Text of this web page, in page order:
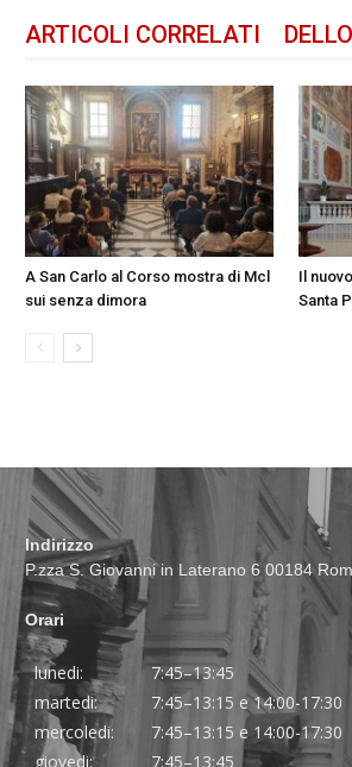
ARTICOLI CORRELATI
A San Carlo al Corso mostra di Mcl
sui senza dimora
Il
Santa
Indirizzo
P.zza S. Giovanni in Laterano 6 00184
Orari
lunedi:
7:45–13:45
martedi:
7:45–13:15 e 14:00-17:30
mercoledi:
7:45–13:15 e 14:00-17:30
giovedi:
7:45–13:45